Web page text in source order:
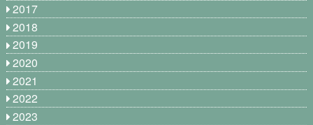
2017
2018
2019
2020
2021
2022
2023